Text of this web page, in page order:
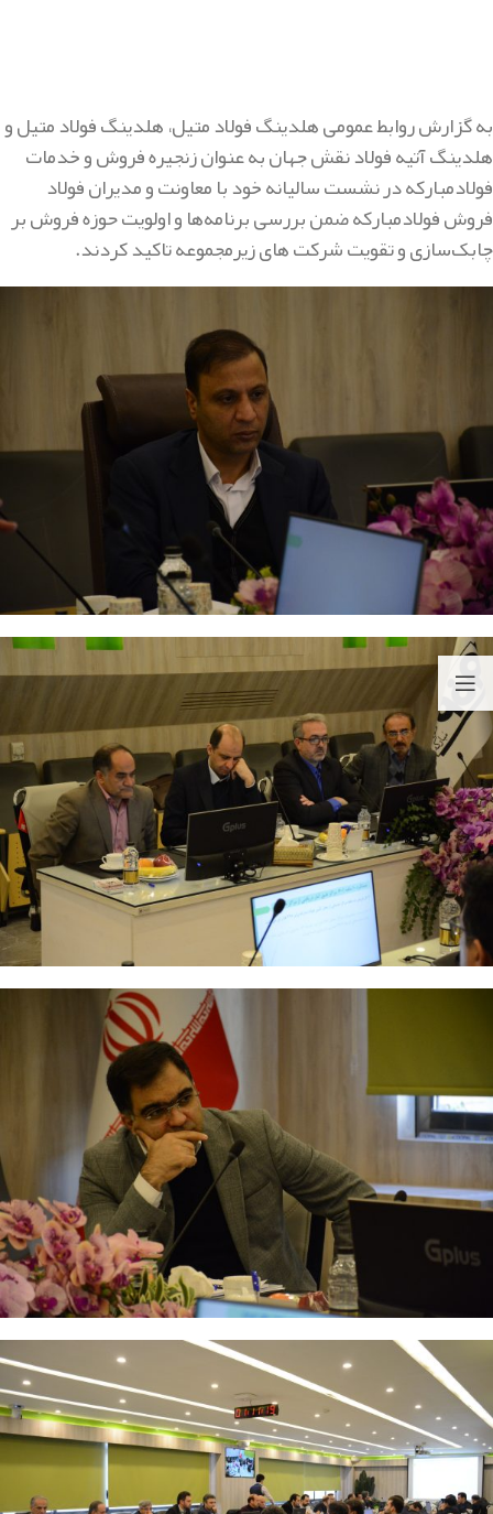
به گزارش روابط عمومی هلدینگ فولاد متیل، هلدینگ فولاد متیل و
هلدینگ آتیه فولاد نقش جهان به عنوان زنجیره فروش و خدمات
فولادمبارکه در نشست سالیانه خود با معاونت و مدیران فولاد
فروش فولادمبارکه ضمن بررسی برنامه‌ها و اولویت حوزه فروش بر
چابک‌سازی و تقویت شرکت های زیرمجموعه تاکید کردند.